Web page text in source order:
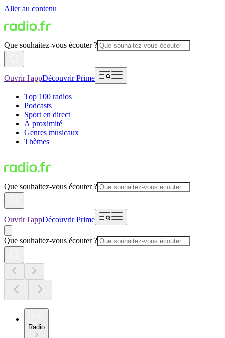
Aller au contenu
Que souhaitez-vous écouter ?
Ouvrir l'appDécouvrir Prime
Top 100 radios
Podcasts
Sport en direct
À proximité
Genres musicaux
Thèmes
Que souhaitez-vous écouter ?
Ouvrir l'appDécouvrir Prime
Que souhaitez-vous écouter ?
Radio